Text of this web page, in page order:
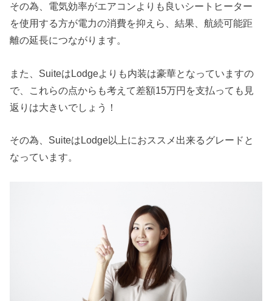
その為、電気効率がエアコンよりも良いシートヒーター
を使用する方が電力の消費を抑えら、結果、航続可能距
離の延長につながります。
また、SuiteはLodgeよりも内装は豪華となっていますの
で、これらの点からも考えて差額15万円を支払っても見
返りは大きいでしょう！
その為、SuiteはLodge以上におススメ出来るグレードと
なっています。